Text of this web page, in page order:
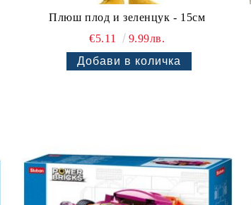
Плюш плод и зеленцук - 15см
€5.11
9.99лв.